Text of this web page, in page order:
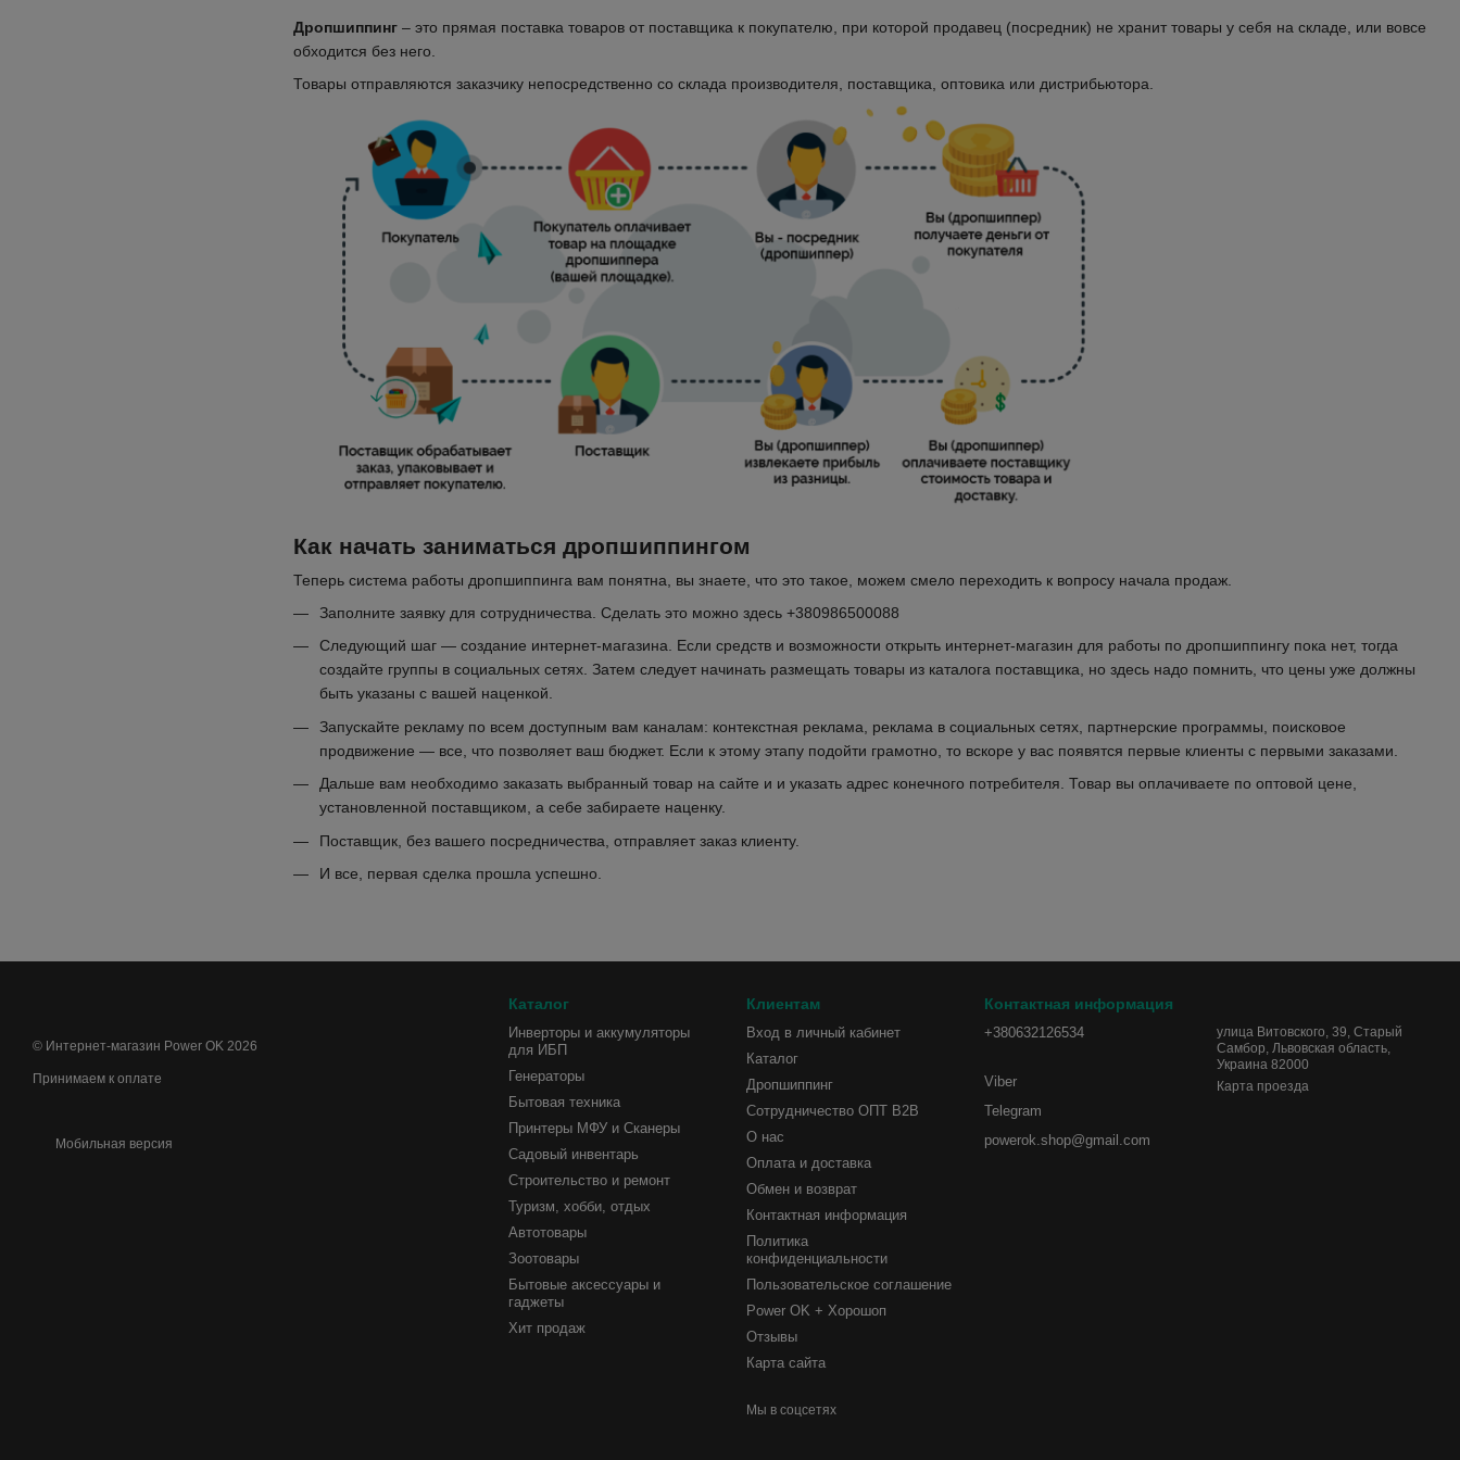
Дропшиппинг – это прямая поставка товаров от поставщика к покупателю, при которой продавец (посредник) не хранит товары у себя на складе, или вовсе
обходится без него.
Товары отправляются заказчику непосредственно со склада производителя, поставщика, оптовика или дистрибьютора.
Как начать заниматься дропшиппингом
Теперь система работы дропшиппинга вам понятна, вы знаете, что это такое, можем смело переходить к вопросу начала продаж.
Заполните заявку для сотрудничества. Сделать это можно здесь +380986500088
Следующий шаг — создание интернет-магазина. Если средств и возможности открыть интернет-магазин для работы по дропшиппингу пока нет, тогда
создайте группы в социальных сетях. Затем следует начинать размещать товары из каталога поставщика, но здесь надо помнить, что цены уже должны
быть указаны с вашей наценкой.
Запускайте рекламу по всем доступным вам каналам: контекстная реклама, реклама в социальных сетях, партнерские программы, поисковое
продвижение — все, что позволяет ваш бюджет. Если к этому этапу подойти грамотно, то вскоре у вас появятся первые клиенты с первыми заказами.
Дальше вам необходимо заказать выбранный товар на сайте и и указать адрес конечного потребителя. Товар вы оплачиваете по оптовой цене,
установленной поставщиком, а себе забираете наценку.
Поставщик, без вашего посредничества, отправляет заказ клиенту.
И все, первая сделка прошла успешно.
© Интернет-магазин Power OK 2026
Принимаем к оплате
Мобильная версия
Каталог
Инверторы и аккумуляторы
для ИБП
Генераторы
Бытовая техника
Принтеры МФУ и Сканеры
Садовый инвентарь
Строительство и ремонт
Туризм, хобби, отдых
Автотовары
Зоотовары
Бытовые аксессуары и
гаджеты
Хит продаж
Клиентам
Вход в личный кабинет
Каталог
Дропшиппинг
Сотрудничество ОПТ B2B
О нас
Оплата и доставка
Обмен и возврат
Контактная информация
Политика
конфиденциальности
Пользовательское соглашение
Power OK + Хорошоп
Отзывы
Карта сайта
Мы в соцсетях
Контактная информация
+380632126534
Viber
Telegram
powerok.shop@gmail.com
улица Витовского, 39, Старый
Самбор, Львовская область,
Украина 82000
Карта проезда